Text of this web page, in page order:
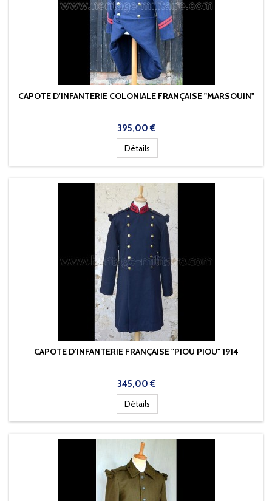
CAPOTE D'INFANTERIE COLONIALE FRANÇAISE "MARSOUIN"
Prix
395,00 €
Détails
CAPOTE D'INFANTERIE FRANÇAISE "PIOU PIOU" 1914
Prix
345,00 €
Détails